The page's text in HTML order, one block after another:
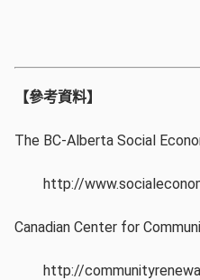
【參考資料】
The BC-Alberta Social
http://
Canadian Center for
http://